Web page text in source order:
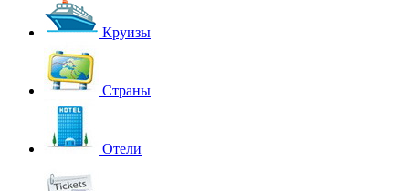
Круизы
Страны
Отели